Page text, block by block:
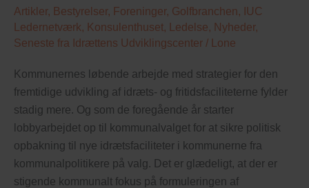
Artikler, Bestyrelser, Foreninger, Golfbranchen, IUC
Ledernetværk, Konsulenthuset, Ledelse, Nyheder,
Seneste fra Idrættens Udviklingscenter / Lone
Kommunernes løbende arbejde med strategier for den
fremtidige udvikling af idræts- og fritidsfaciliteterne fylder
stadig mere. Og som de foregående år starter
lobbyarbejdet op til kommunalvalget for at sikre politisk
opbakning til nye idrætsfaciliteter i kommunerne fra
kommunalpolitikere på valg. Det er glædeligt, at der er
stigende kommunalt fokus på formuleringen af
at
sætte
en
dør
i
en
gammel
kultur